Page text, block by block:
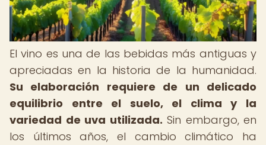
El vino es una de las bebidas más antiguas y
apreciadas en la historia de la humanidad.
Su elaboración requiere de un delicado
equilibrio entre el suelo, el clima y la
variedad de uva utilizada. Sin embargo, en
los últimos años, el cambio climático ha